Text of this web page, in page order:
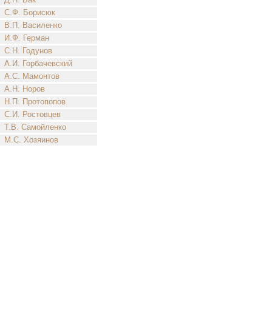
С.Ф. Борисюк
В.П. Василенко
И.Ф. Герман
С.Н. Годунов
А.И. Горбачевский
А.С. Мамонтов
А.Н. Норов
Н.П. Протопопов
С.И. Ростовцев
Т.В. Самойленко
М.С. Хозяинов